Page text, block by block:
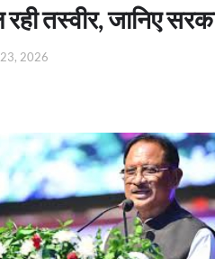
तस्वीर, जानिए
23, 2026